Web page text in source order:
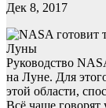
Дек 8, 2017
Руководство
на Луне. Для
этой области,